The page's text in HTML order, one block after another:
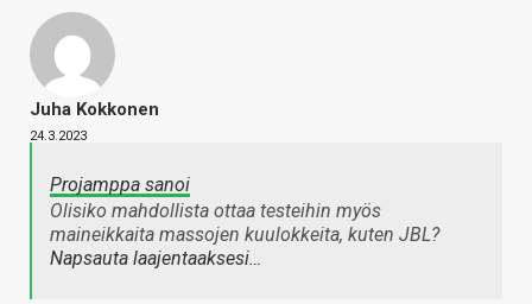
Juha Kokkonen
24.3.2023
Projamppa sanoi
Olisiko mahdollista ottaa testeihin myös
maineikkaita massojen kuulokkeita, kuten JBL?
Napsauta laajentaaksesi…